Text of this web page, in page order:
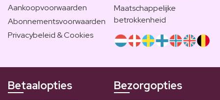
Aankoopvoorwaarden
Abonnementsvoorwaarden
Privacybeleid & Cookies
Maatschappelijke
betrokkenheid
Betaalopties Bezorgopties